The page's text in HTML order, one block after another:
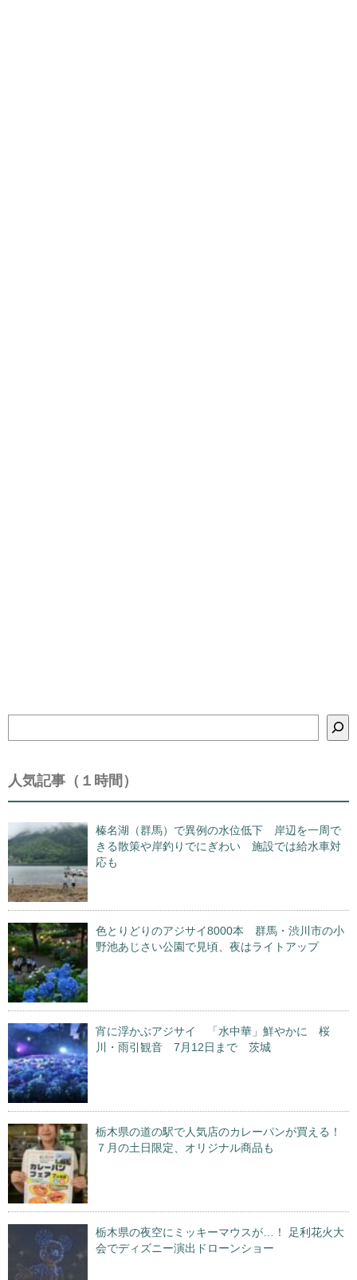
索
人気記事（１時間）
榛名湖（群馬）で異例の水位低下 岸辺を一周で
きる散策や岸釣りでにぎわい 施設では給水車対
応も
色とりどりのアジサイ8000本 群馬・渋川市の小
野池あじさい公園で見頃、夜はライトアップ
宵に浮かぶアジサイ 「水中華」鮮やかに 桜
川・雨引観音 7月12日まで 茨城
栃木県の道の駅で人気店のカレーパンが買える！
７月の土日限定、オリジナル商品も
栃木県の夜空にミッキーマウスが…！ 足利花火大
会でディズニー演出ドローンショー